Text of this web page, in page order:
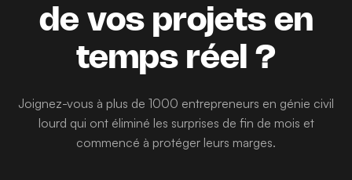
de vos projets en
temps réel ?
Joignez-vous à plus de 1000 entrepreneurs en génie civil
lourd qui ont éliminé les surprises de fin de mois et
commencé à protéger leurs marges.